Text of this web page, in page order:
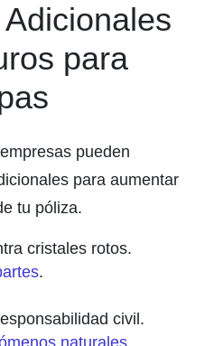
para
pueden
para aumentar
tu póliza.
cristales rotos.
.
civil.